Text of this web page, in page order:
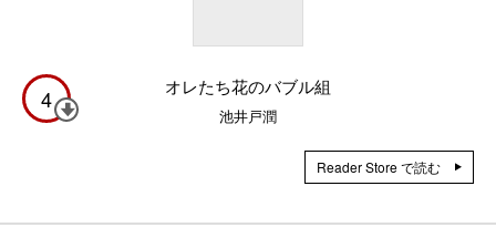
4 オレたち花のバブル組
池井戸潤
Reader Store で読む